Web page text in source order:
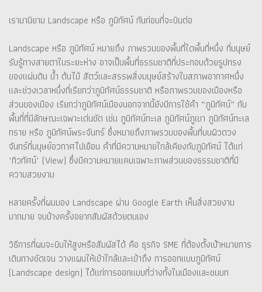
เรามานิยาม Landscape หรือ ภูมิทัศน์ กันก่อนที่จะบินต่อ
Landscape หรือ ภูมิทัศน์ หมายถึง ภาพรวมของพื้นที่ใดพื้นที่หนึ่ง ที่มนุษย์
รับรู้ทางสายตาในระยะห่าง อาจเป็นพื้นที่ธรรมชาติที่ประกอบด้วยรูปทรง
ของแผ่นดิน น้ำ ต้นไม้ สัตว์และสรรพสิ่งมนุษย์สร้างในสภาพอากาศหนึ่ง
และช่วงเวลาหนึ่งที่เรียกว่าภูมิทัศน์ธรรมชาติ หรือภาพรวมของเมืองหรือ
ส่วนของเมือง เรียกว่าภูมิทัศน์เมืองนอกจากนี้ยังมีการใช้คำ “ภูมิทัศน์” กับ
พื้นที่ที่มีลักษณะเฉพาะเด่นชัด เช่น ภูมิทัศน์ทะเล ภูมิทัศน์ภูเขา ภูมิทัศน์ทะเล
ทราย หรือ ภูมิทัศน์พระจันทร์ ซึ่งหมายถึงภาพรวมของพื้นที่บนผิวดวง
จันทร์ที่มนุษย์อวกาศไปเยือน คำที่มีความหมายใกล้เคียงกับภูมิทัศน์ ได้แก่
"ทิวทัศน์" (View) ซึ่งมีความหมายแคบเฉพาะภาพส่วนของธรรมชาติที่มี
ความสวยงาม
หลายครั้งที่ผมมอง Landscape ผ่าน Google Earth เห็นสิ่งสวยงาม
มากมาย จนบ้างครั้งอยากสัมผัสด้วยตนเอง
วิธีการที่ผมจะบินให้สูงหรือสัมผัสได้ คือ ธุรกิจ SME ที่ต้องตั้งเป้าหมายการ
เดินทางชัดเจน วางแผนให้เข้าใกล้และเข้าถึง การออกแบบภูมิทัศน์
(Landscape design) ได้แก่การออกแบบที่ว่างทั้งในเมืองและชนบท